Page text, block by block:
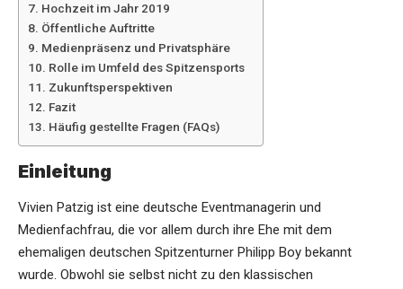
Hochzeit im Jahr 2019
Öffentliche Auftritte
Medienpräsenz und Privatsphäre
Rolle im Umfeld des Spitzensports
Zukunftsperspektiven
Fazit
Häufig gestellte Fragen (FAQs)
Einleitung
Vivien Patzig ist eine deutsche Eventmanagerin und
Medienfachfrau, die vor allem durch ihre Ehe mit dem
ehemaligen deutschen Spitzenturner Philipp Boy bekannt
wurde. Obwohl sie selbst nicht zu den klassischen